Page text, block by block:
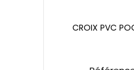
CROIX PVC